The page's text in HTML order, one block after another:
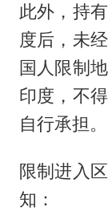
此外，持
度后，未
国人限制
印度，不
自行承担。
限制进入
知：